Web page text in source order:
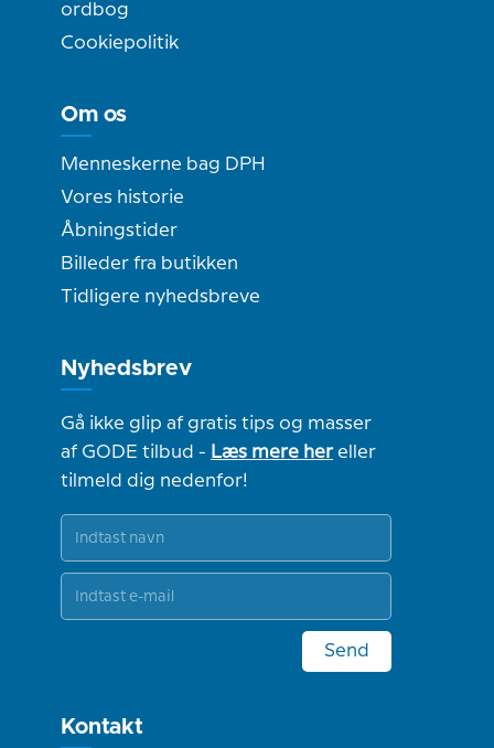
ordbog
Cookiepolitik
Om os
Menneskerne bag DPH
Vores historie
Åbningstider
Billeder fra butikken
Tidligere nyhedsbreve
Nyhedsbrev
Gå ikke glip af gratis tips og masser
af GODE tilbud - Læs mere hereller
tilmeld dig nedenfor!
Send
Kontakt